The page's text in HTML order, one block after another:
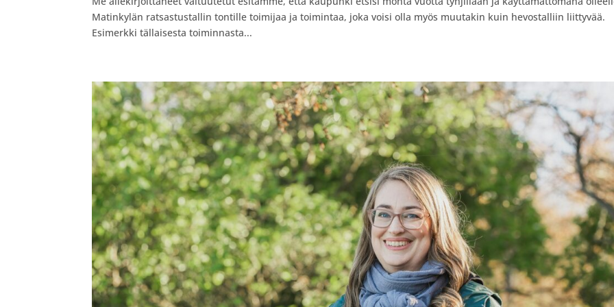
Matinkylän ratsastustallin tontille toimijaa ja toimintaa, joka voisi olla myös muutakin kuin hevostalliin liittyvää.
Esimerkki tällaisesta toiminnasta...